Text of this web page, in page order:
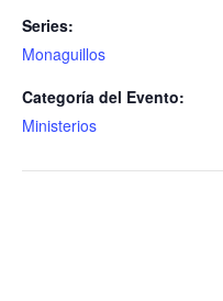
Series:
Monaguillos
Categoría del Evento:
Ministerios